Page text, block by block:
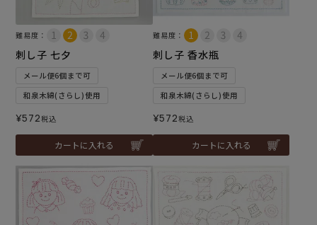
難易度：
刺し子 七夕
メール便6個まで可
和泉木綿(さらし)使用
¥572税込
カートに入れる
難易度：
刺し子 香水瓶
メール便6個まで可
和泉木綿(さらし)使用
¥572税込
カートに入れる